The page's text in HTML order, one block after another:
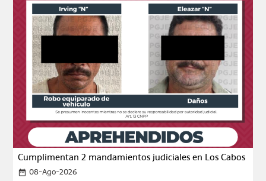
Cumplimentan 2 mandamientos judiciales en Los Cabos
date_range 08-Ago-2026